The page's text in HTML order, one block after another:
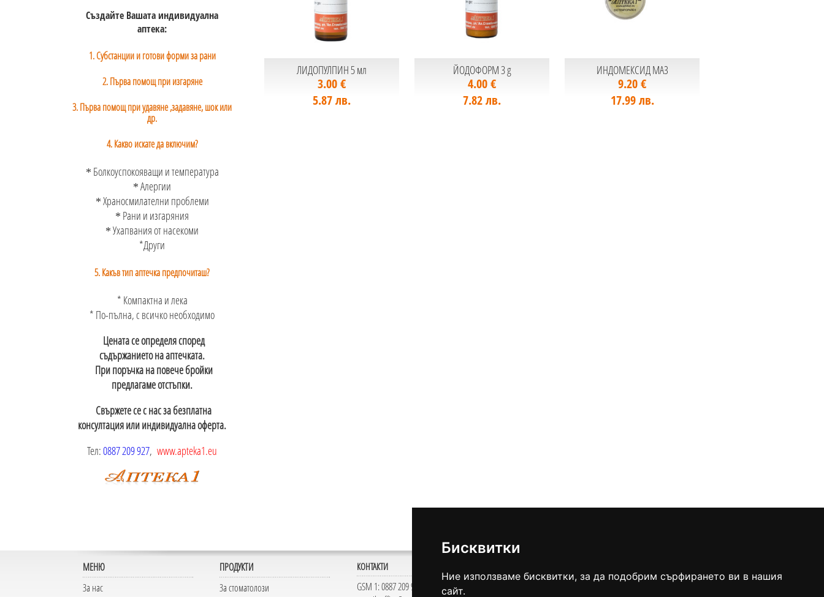
Бисквитки
Ние използваме бисквитки, за да подобрим сърфирането ви в нашия
сайт.
Създайте Вашата индивидуална
аптека:
1. Субстанции и готови форми за рани
2. Първа помощ при изгаряне
3. Първа помощ при удавяне ,задавяне, шок или
др.
4. Какво искате да включим?
* Болкоуспокояващи и температура
* Алергии
* Храносмилателни проблеми
* Рани и изгаряния
* Ухапвания от насекоми
*Други
5. Какъв тип аптечка предпочиташ?
* Компактна и лека
* По-пълна, с всичко необходимо
Цената се определя според
съдържанието на аптечката.
При поръчка на повече бройки
предлагаме отстъпки.
Свържете се с нас за безплатна
консултация или индивидуална оферта.
Тел:0887 209 927, www.apteka1.eu
ЛИДОПУЛПИН 5 мл
3.00 €
5.87 лв.
ЙОДОФОРМ 3 g
4.00 €
7.82 лв.
ИНДОМЕКСИД МАЗ
9.20 €
17.99 лв.
МЕНЮ
За нас
ПРОДУКТИ
За стоматолози
КОНТАКТИ
GSM 1:0887 209 927